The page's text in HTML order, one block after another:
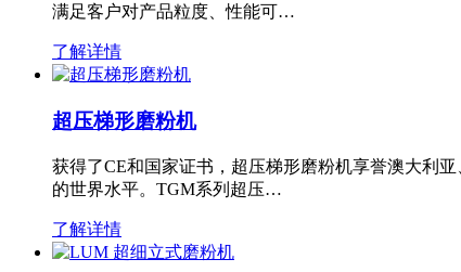
满足客户对产品粒度、性能可…
了解详情
超压梯形磨粉机
获得了CE和国家证书，超压梯形磨粉机享誉澳大利
的世界水平。TGM系列超压…
了解详情